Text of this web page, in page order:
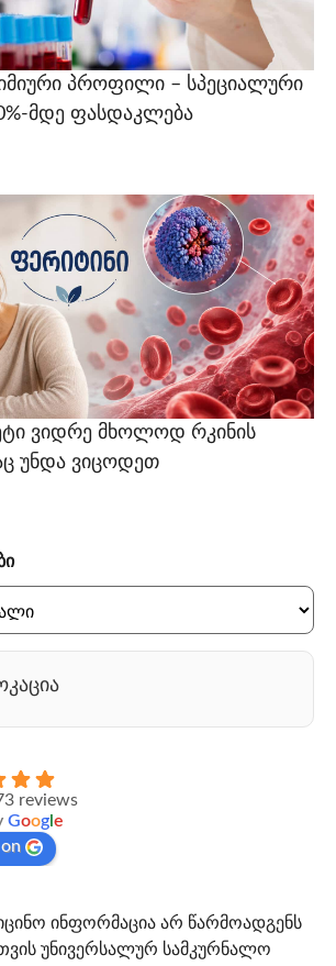
პროფილი – სპეციალური
მდე ფასდაკლება
ვიდრე მხოლოდ რკინის
უნდა ვიცოდეთ
reviews
Google
ინფორმაცია არ წარმოადგენს
უნივერსალურ სამკურნალო